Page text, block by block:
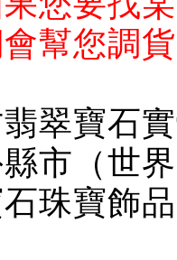
幫您調
翠寶石
市（世
珠寶飾